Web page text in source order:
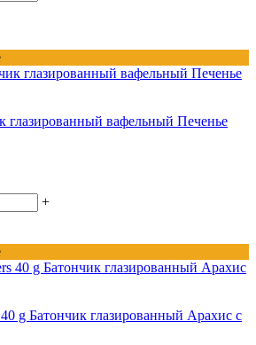
глазированный вафельный Печенье
+
g Батончик глазированный Арахис с